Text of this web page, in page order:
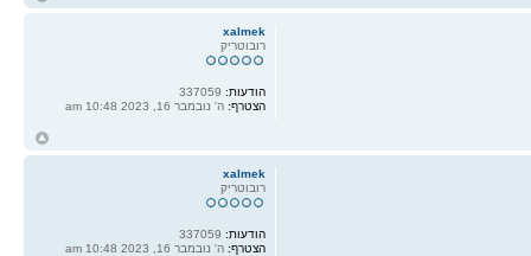
xalmek
רובוטריק
הודעות:337059
הצטרף:ה' נובמבר 16, 2023 10:48 am
xalmek
רובוטריק
הודעות:
הצטרף: ה' נובמבר 16, 2023 10:48 am